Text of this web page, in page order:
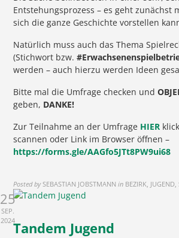
Entstehungsprozess – es geht zunächst
sich die ganze Geschichte vorstellen
Natürlich muss auch das Thema
(Stichwort bzw.
werden – auch hierzu werden Ideen
Bitte mal die Umfrage checken und
geben, DANKE!
Zur Teilnahme an der Umfrage HIER
scannen oder Link im Browser öffnen –
https://forms.gle/AAGfo5JTt8PW9ui68
Posted by SEBASTIAN JOBSTMANN in BEZIRK, JUGEND,
25
SEP.
2024Tandem Jugend